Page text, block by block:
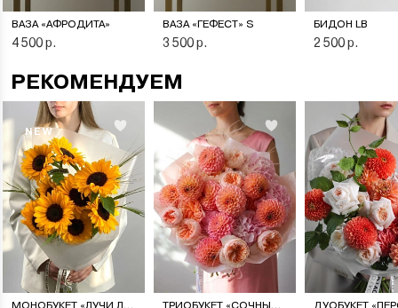
ВАЗА «АФРОДИТА»
4 500 р.
ВАЗА «ГЕФЕСТ» S
3 500 р.
БИДОН LB
2 500 р.
РЕКОМЕНДУЕМ
NEW
МОНОБУКЕТ «ЛУЧИ ЛЕТА» ТРИОБУКЕТ «СОЧНЫЙ ПЕРСИК»